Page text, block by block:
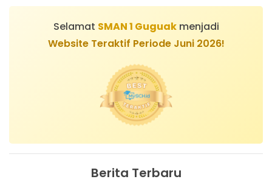
Selamat SMAN 1 Guguakmenjadi
Website Teraktif Periode Juni 2026!
Berita Terbaru